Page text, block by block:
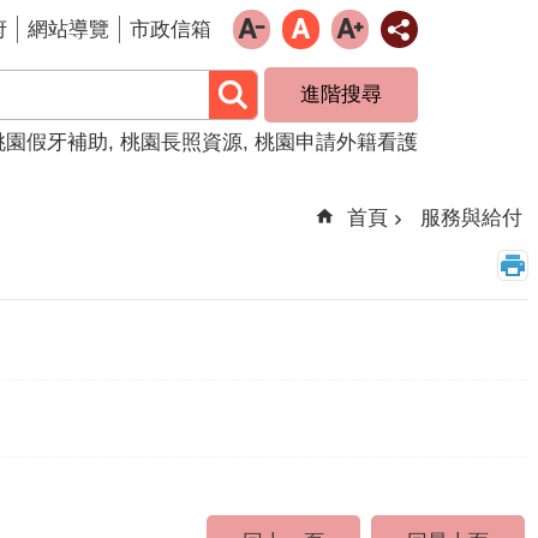
網站導覽 市政信箱
進階搜尋
園假牙補助 桃園長照資源 桃園申請外籍看護
首頁 服務與給付